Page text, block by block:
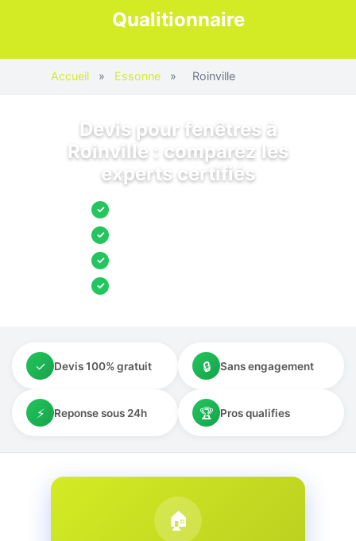
Qualitionnaire
Accueil » Essonne » Roinville
Devis pour fenêtres à
Roinville : comparez les
experts certifiés
✓
✓
✓
✓
✓ Devis 100% gratuit 🔒 Sans engagement
⚡ Reponse sous 24h 🏆 Pros qualifies
🏠